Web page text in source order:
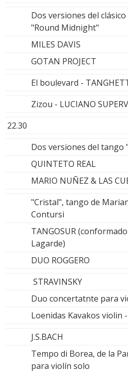
Dos versiones del
"Round Midnight"
MILES DAVIS
GOTAN PROJECT
El boulevard -
Zizou - LUCIANO
22.30
Dos versiones del tango
QUINTETO REAL
MARIO NUÑEZ & LAS
"Cristal", tango de
Contursi
TANGOSUR
Lagarde)
DUO ROGGERO
STRAVINSKY
Duo concertatnte para
Loenidas Kavakos violin
J.S.BACH
Tempo di Borea, de la
para violín solo